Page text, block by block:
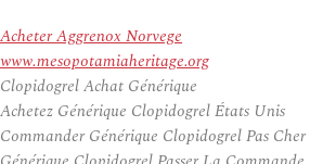
Acheter Aggrenox Norvege
www.mesopotamiaheritage.org
Clopidogrel Achat Générique
Achetez Générique Clopidogrel États Unis
Commander Générique Clopidogrel Pas Cher